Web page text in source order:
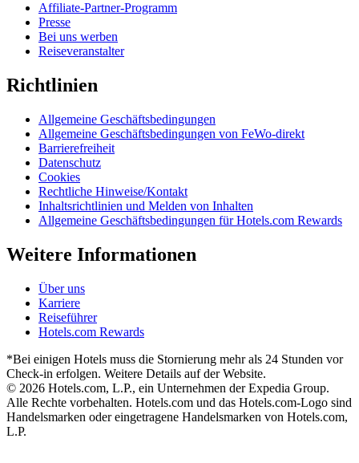
Affiliate-Partner-Programm
Presse
Bei uns werben
Reiseveranstalter
Richtlinien
Allgemeine Geschäftsbedingungen
Allgemeine Geschäftsbedingungen von FeWo-direkt
Barrierefreiheit
Datenschutz
Cookies
Rechtliche Hinweise/Kontakt
Inhaltsrichtlinien und Melden von Inhalten
Allgemeine Geschäftsbedingungen für Hotels.com Rewards
Weitere Informationen
Über uns
Karriere
Reiseführer
Hotels.com Rewards
*Bei einigen Hotels muss die Stornierung mehr als 24 Stunden vor
Check-in erfolgen. Weitere Details auf der Website.
© 2026 Hotels.com, L.P., ein Unternehmen der Expedia Group.
Alle Rechte vorbehalten. Hotels.com und das Hotels.com-Logo sind
Handelsmarken oder eingetragene Handelsmarken von Hotels.com,
L.P.